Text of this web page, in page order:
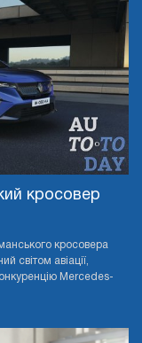
кросовер
кросовера
світом авіації,
Mercedes-